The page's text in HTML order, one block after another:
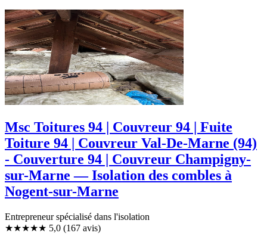
Msc Toitures 94 | Couvreur 94 | Fuite
Toiture 94 | Couvreur Val-De-Marne (94)
- Couverture 94 | Couvreur Champigny-
sur-Marne — Isolation des combles à
Nogent-sur-Marne
Entrepreneur spécialisé dans l'isolation
★★★★★ 5,0 (167 avis)